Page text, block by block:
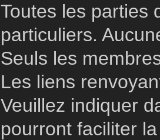
Toutes les parties
particuliers.
Seuls les
Les liens
Veuillez indiquer
pourront faciliter